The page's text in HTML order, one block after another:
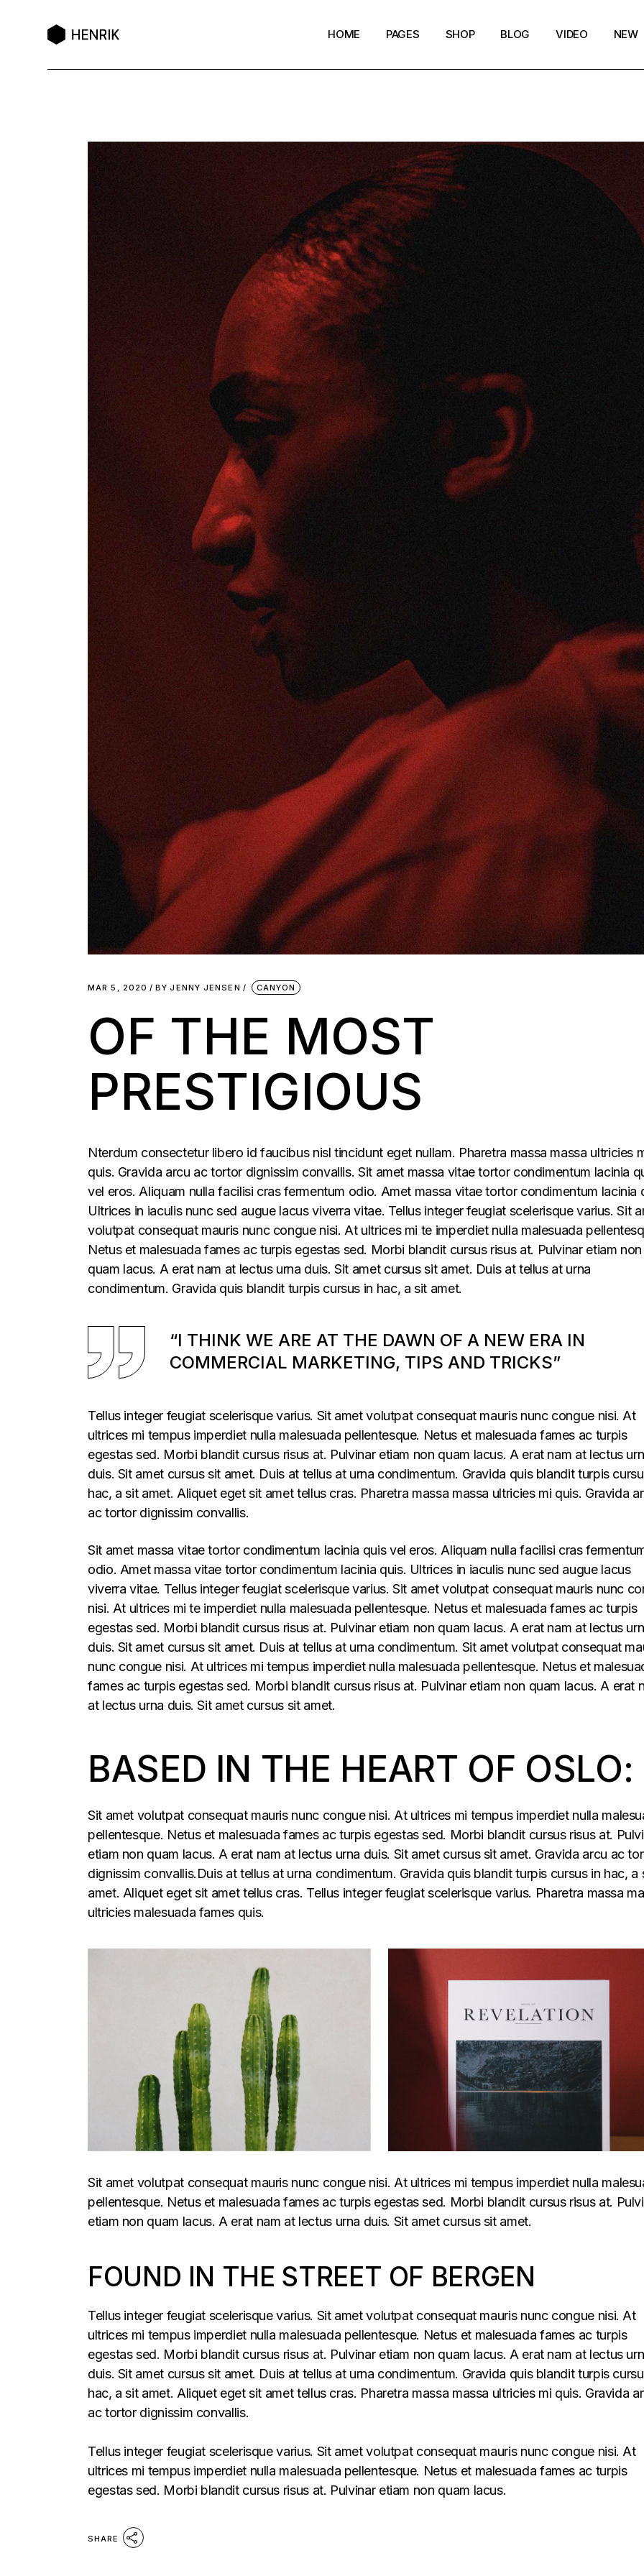
HOME
Minimalistic Magazine
Lifestyle Blog
Compact Posts
Magazine Grid
Arts & Book Magazine
Horizontal Slider Posts
Landing
PAGES
Our Team
Magazine Shop
Blog Archive
Get in Touch
FAQ Page
SHOP
Shop Layouts
Shop Pages
BLOG
Post types
VIDEO NEW
MAR 5, 2020 BY JENNY JENSEN CANYON
OF THE MOST
PRESTIGIOUS
Nterdum consectetur libero id faucibus nisl tincidunt eget nullam. Pharetra massa massa ultricies
quis. Gravida arcu ac tortor dignissim convallis. Sit amet massa vitae tortor condimentum lacinia
vel eros. Aliquam nulla facilisi cras fermentum odio. Amet massa vitae tortor condimentum lacinia
Ultrices in iaculis nunc sed augue lacus viverra vitae. Tellus integer feugiat scelerisque varius. Sit
volutpat consequat mauris nunc congue nisi. At ultrices mi te imperdiet nulla malesuada
Netus et malesuada fames ac turpis egestas sed. Morbi blandit cursus risus at. Pulvinar etiam non
quam lacus. A erat nam at lectus urna duis. Sit amet cursus sit amet. Duis at tellus at urna
condimentum. Gravida quis blandit turpis cursus in hac, a sit amet.
“I THINK WE ARE AT THE DAWN OF A NEW ERA IN
COMMERCIAL MARKETING, TIPS AND TRICKS”
Tellus integer feugiat scelerisque varius. Sit amet volutpat consequat mauris nunc congue nisi. At
ultrices mi tempus imperdiet nulla malesuada pellentesque. Netus et malesuada fames ac turpis
egestas sed. Morbi blandit cursus risus at. Pulvinar etiam non quam lacus. A erat nam at lectus
duis. Sit amet cursus sit amet. Duis at tellus at urna condimentum. Gravida quis blandit turpis
hac, a sit amet. Aliquet eget sit amet tellus cras. Pharetra massa massa ultricies mi quis. Gravida
ac tortor dignissim convallis.
Sit amet massa vitae tortor condimentum lacinia quis vel eros. Aliquam nulla facilisi cras
odio. Amet massa vitae tortor condimentum lacinia quis. Ultrices in iaculis nunc sed augue lacus
viverra vitae. Tellus integer feugiat scelerisque varius. Sit amet volutpat consequat mauris nunc
nisi. At ultrices mi te imperdiet nulla malesuada pellentesque. Netus et malesuada fames ac turpis
egestas sed. Morbi blandit cursus risus at. Pulvinar etiam non quam lacus. A erat nam at lectus
duis. Sit amet cursus sit amet. Duis at tellus at urna condimentum. Sit amet volutpat consequat
nunc congue nisi. At ultrices mi tempus imperdiet nulla malesuada pellentesque. Netus et
fames ac turpis egestas sed. Morbi blandit cursus risus at. Pulvinar etiam non quam lacus. A erat
at lectus urna duis. Sit amet cursus sit amet.
BASED IN THE HEART OF OSLO:
Sit amet volutpat consequat mauris nunc congue nisi. At ultrices mi tempus imperdiet nulla
pellentesque. Netus et malesuada fames ac turpis egestas sed. Morbi blandit cursus risus at.
etiam non quam lacus. A erat nam at lectus urna duis. Sit amet cursus sit amet. Gravida arcu ac
dignissim convallis.Duis at tellus at urna condimentum. Gravida quis blandit turpis cursus in hac, a
amet. Aliquet eget sit amet tellus cras. Tellus integer feugiat scelerisque varius. Pharetra massa
ultricies malesuada fames quis.
Sit amet volutpat consequat mauris nunc congue nisi. At ultrices mi tempus imperdiet nulla
pellentesque. Netus et malesuada fames ac turpis egestas sed. Morbi blandit cursus risus at.
etiam non quam lacus. A erat nam at lectus urna duis. Sit amet cursus sit amet.
FOUND IN THE STREET OF BERGEN
Tellus integer feugiat scelerisque varius. Sit amet volutpat consequat mauris nunc congue nisi. At
ultrices mi tempus imperdiet nulla malesuada pellentesque. Netus et malesuada fames ac turpis
egestas sed. Morbi blandit cursus risus at. Pulvinar etiam non quam lacus. A erat nam at lectus
duis. Sit amet cursus sit amet. Duis at tellus at urna condimentum. Gravida quis blandit turpis
hac, a sit amet. Aliquet eget sit amet tellus cras. Pharetra massa massa ultricies mi quis. Gravida
ac tortor dignissim convallis.
Tellus integer feugiat scelerisque varius. Sit amet volutpat consequat mauris nunc congue nisi. At
ultrices mi tempus imperdiet nulla malesuada pellentesque. Netus et malesuada fames ac turpis
egestas sed. Morbi blandit cursus risus at. Pulvinar etiam non quam lacus.
SHARE